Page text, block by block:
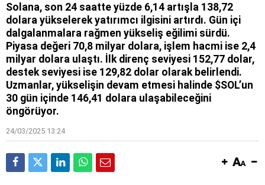
Solana, son 24 saatte yüzde 6,14 artışla 138,72
dolara yükselerek yatırımcı ilgisini artırdı. Gün içi
dalgalanmalara rağmen yükseliş eğilimi sürdü.
Piyasa değeri 70,8 milyar dolara, işlem hacmi ise 2,4
milyar dolara ulaştı. İlk direnç seviyesi 152,77 dolar,
destek seviyesi ise 129,82 dolar olarak belirlendi.
Uzmanlar, yükselişin devam etmesi halinde $SOL’un
30 gün içinde 146,41 dolara ulaşabileceğini
öngörüyor.
24/03/2025 13:24